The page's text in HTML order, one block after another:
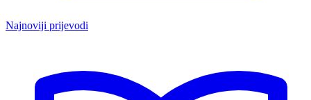
Najnoviji prijevodi